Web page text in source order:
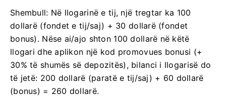
Shembull: Në llogarinë e tij, një tregtar ka 100
dollarë (fondet e tij/saj) + 30 dollarë (fondet
bonus). Nëse ai/ajo shton 100 dollarë në këtë
llogari dhe aplikon një kod promovues bonusi (+
30% të shumës së depozitës), bilanci i llogarisë do
të jetë: 200 dollarë (paratë e tij/saj) + 60 dollarë
(bonus) = 260 dollarë.